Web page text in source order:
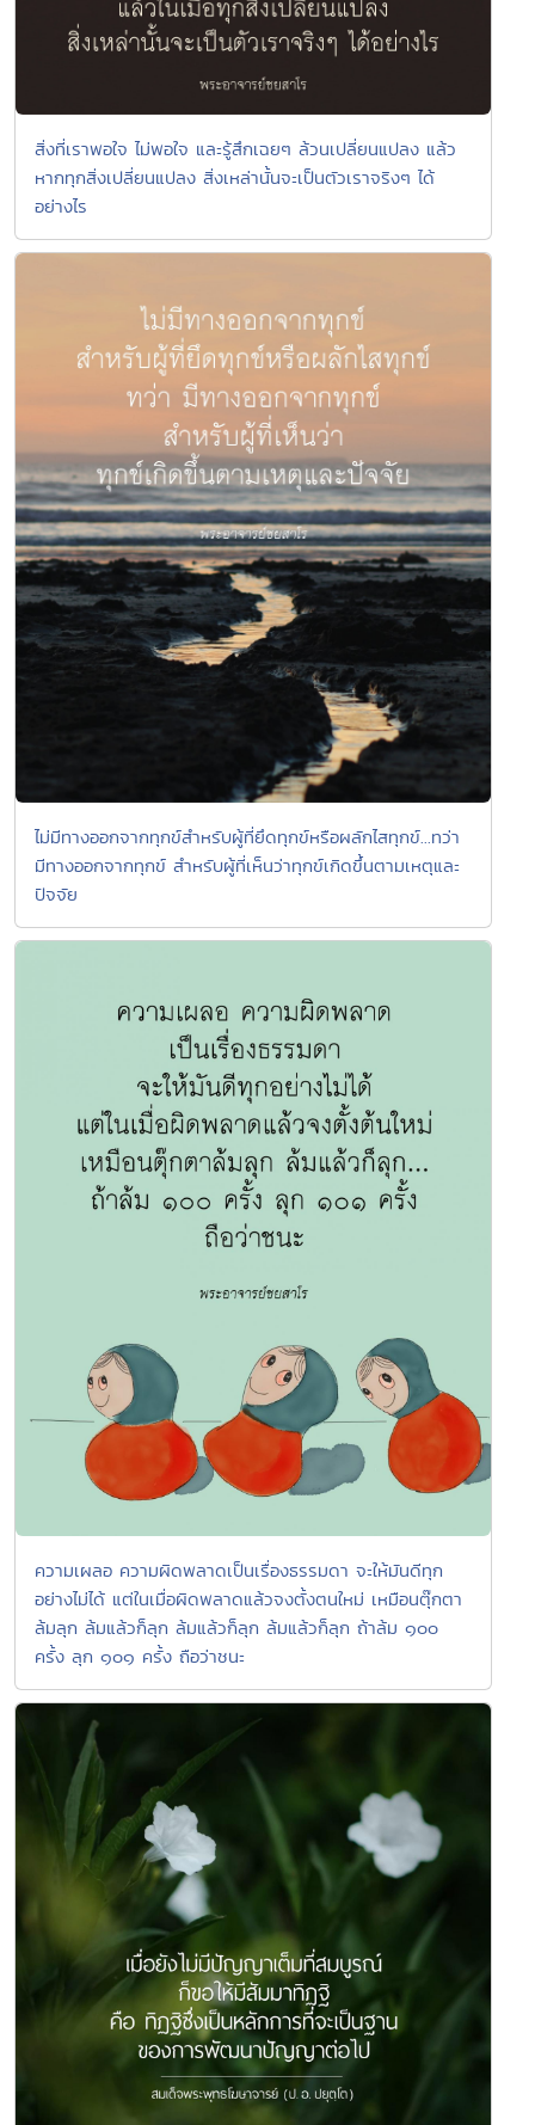
สิ่งที่เราพอใจ ไม่พอใจ และรู้สึกเฉยๆ ล้วนเปลี่ยนแปลง แล้ว
หากทุกสิ่งเปลี่ยนแปลง สิ่งเหล่านั้นจะเป็นตัวเราจริงๆ ได้
อย่างไร
ไม่มีทางออกจากทุกข์สำหรับผู้ที่ยึดทุกข์หรือผลักไสทุกข์...ทว่า
มีทางออกจากทุกข์ สำหรับผู้ที่เห็นว่าทุกข์เกิดขึ้นตามเหตุและ
ปัจจัย
ความเผลอ ความผิดพลาดเป็นเรื่องธรรมดา จะให้มันดีทุก
อย่างไม่ได้ แต่ในเมื่อผิดพลาดแล้วจงตั้งตนใหม่ เหมือนตุ๊กตา
ล้มลุก ล้มแล้วก็ลุก ล้มแล้วก็ลุก ล้มแล้วก็ลุก ถ้าล้ม ๑๐๐
ครั้ง ลุก ๑๐๑ ครั้ง ถือว่าชนะ